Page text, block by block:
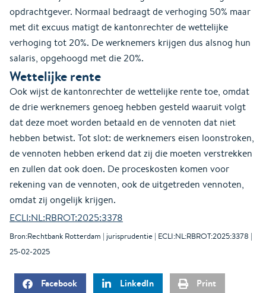
opdrachtgever. Normaal bedraagt de verhoging 50% maar
met dit excuus matigt de kantonrechter de wettelijke
verhoging tot 20%. De werknemers krijgen dus alsnog hun
salaris, opgehoogd met die 20%.
Wettelijke rente
Ook wijst de kantonrechter de wettelijke rente toe, omdat
de drie werknemers genoeg hebben gesteld waaruit volgt
dat deze moet worden betaald en de vennoten dat niet
hebben betwist. Tot slot: de werknemers eisen loonstroken,
de vennoten hebben erkend dat zij die moeten verstrekken
en zullen dat ook doen. De proceskosten komen voor
rekening van de vennoten, ook de uitgetreden vennoten,
omdat zij ongelijk krijgen.
ECLI:NL:RBROT:2025:3378
Bron:Rechtbank Rotterdam | jurisprudentie | ECLI:NL:RBROT:2025:3378 |
25-02-2025
Facebook LinkedIn Print